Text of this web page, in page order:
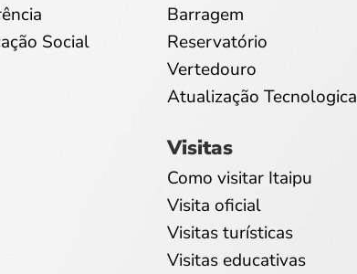
Social
Barragem
Reservatório
Vertedouro
Atualização Tecnologica
Visitas
Como visitar Itaipu
Visita oficial
Visitas turísticas
Visitas educativas